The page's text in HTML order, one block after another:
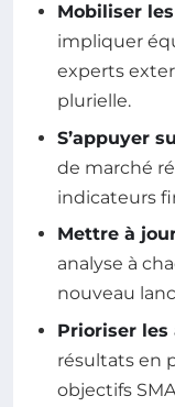
Mobiliser
impliquer
experts
plurielle.
S’appuyer
de marché
indicateurs
Mettre à
analyse à
nouveau
Prioriser les
résultats en
objectifs